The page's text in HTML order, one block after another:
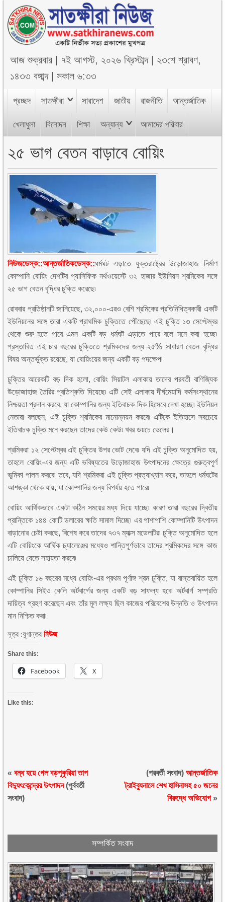
আজশুক্রবার ৭ই আগস্ট, ২০২৬ খ্রিস্টাব্দ| ২৩শে শ্রাবণ,
১৪৩৩ বঙ্গাব্দ|সকাল ৬:৩৩
প্রচ্ছদ সাতক্ষীরা সারাদেশ জাতীয় রাজনীতি আন্তর্জাতিক
খেলাধুলা বিনোদন শিক্ষা অন্যান্য আমাদের পরিবার
২৫ ভাগ বেতন বাড়াবে বোয়িং
নিউজডেস্ক::আন্তর্জাতিকডেস্ক::ধর্মঘট এড়াতে যুক্তরাষ্ট্রের উড়োজাহাজ নির্মাণ
কোম্পানি বোয়িং দেশটির প্যাসিফিক নর্থওয়েস্টে ৩২ হাজার ইউনিয়ন শ্রমিকের সঙ্গে
২৫ ভাগ বেতন বৃদ্ধির চুক্তি করেছে৷
রোববার প্রতিষ্ঠানটি জানিয়েছে, ৩২,০০০-এরও বেশি শ্রমিকের প্রতিনিধিত্বকারী একটি
ইউনিয়নের সঙ্গে তারা একটি প্রাথমিক চুক্তিতে পৌঁছেছে৷ এই চুক্তি ১৩ সেপ্টেম্বর
থেকে শুরু হতে পারে এমন একটি বড় ধর্মঘট এড়াতে পারে বলে মনে করা হচ্ছে৷
প্রস্তাবিত এই চার বছরের চুক্তিতে শ্রমিকদের জন্য ২৫% সাধারণ বেতন বৃদ্ধির
বিষয় অন্তর্ভুক্ত রয়েছে, যা বোয়িংয়ের জন্য একটি বড় পদক্ষেপ৷
চুক্তির আরেকটি বড় দিক হলো, বোয়িং সিয়াটল এলাকায় তাদের পরবর্তী বাণিজ্যিক
উড়োজাহাজ তৈরির প্রতিশ্রুতি দিয়েছে৷ এটি সেই এলাকায় দীর্ঘমেয়াদি কর্মসংস্থানের
নিশ্চয়তা প্রদান করবে, যা কোম্পানির জন্য ইতিবাচক দিক হিসেবে দেখা হচ্ছে৷ ইউনিয়ন
নেতারা বলছেন, এই চুক্তি শ্রমিকের মানোন্নয়ন করবে৷ এটিকে ইতিহাসে সবচেয়ে
ইতিবাচক চুক্তি মনে করছেন তাদের কেউ কেউ৷ খবর ডয়চে ভেলের।
শ্রমিকরা ১২ সেপ্টেম্বর এই চুক্তির উপর ভোট দেবে৷ যদি এই চুক্তি অনুমোদিত হয়,
তাহলে বোয়িং-এর জন্য এটি ভবিষ্যতের উড়োজাহাজ উৎপাদনের ক্ষেত্রে গুরুত্বপূর্ণ
ভূমিকা পালন করবে৷ তবে, যদি শ্রমিকরা এই চুক্তি প্রত্যাখ্যান করে, তাহলে ধর্মঘটের
আশঙ্কা থেকে যায়, যা কোম্পানির জন্য বিপর্যয় হতে পারে৷
বোয়িং আর্থিকভাবে একটা কঠিন সময়ের মধ্য দিয়ে যাচ্ছে৷ কারণ তারা বছরের দ্বিতীয়
প্রান্তিকে ১৪৪ কোটি ডলারের ক্ষতি সামাল দিচ্ছে৷ এর পাশাপাশি কোম্পানিটি উৎপাদন
বাড়ানোর চেষ্টা করছে, বিশেষ করে তাদের ৭৩৭ ম্যাক্স মডেলটির৷ চুক্তি অনুমোদিত হলে
এটি বোয়িংকে আর্থিক চ্যালেঞ্জের মধ্যেও শান্তিপূর্ণভাবে তাদের শ্রমিকদের সঙ্গে কাজ
চালিয়ে যেতে সহায়তা করবে৷
এই চুক্তি ১৬ বছরের মধ্যে বোয়িং-এর প্রথম পূর্ণাঙ্গ শ্রম চুক্তি, যা বাস্তবায়িত হলে
কোম্পানির সিইও কেলি অর্টবার্গের জন্য একটি বড় সাফল্য হবে৷ অর্টবার্গ সম্প্রতি
দায়িত্ব গ্রহণ করেছেন এবং তাঁর মূল লক্ষ্য ছিল কাজের পরিবেশের উন্নতি ও উৎপাদন
মান নিশ্চিত করা৷
সূত্র :যুগান্তরনিউজ
Share this:
Facebook X
Like this:
«বন্ধ হয়ে গেল বড়পুকুরিয়া তাপ
বিদ্যুৎকেন্দ্রের উৎপাদন(পূর্ববর্তী
সংবাদ)
(পরবর্তী সংবাদ) আন্তর্জাতিক
ট্রাইব্যুনালে শেখ হাসিনাসহ ৫০ জনের
বিরুদ্ধে অভিযোগ»
সম্পর্কিত সংবাদ